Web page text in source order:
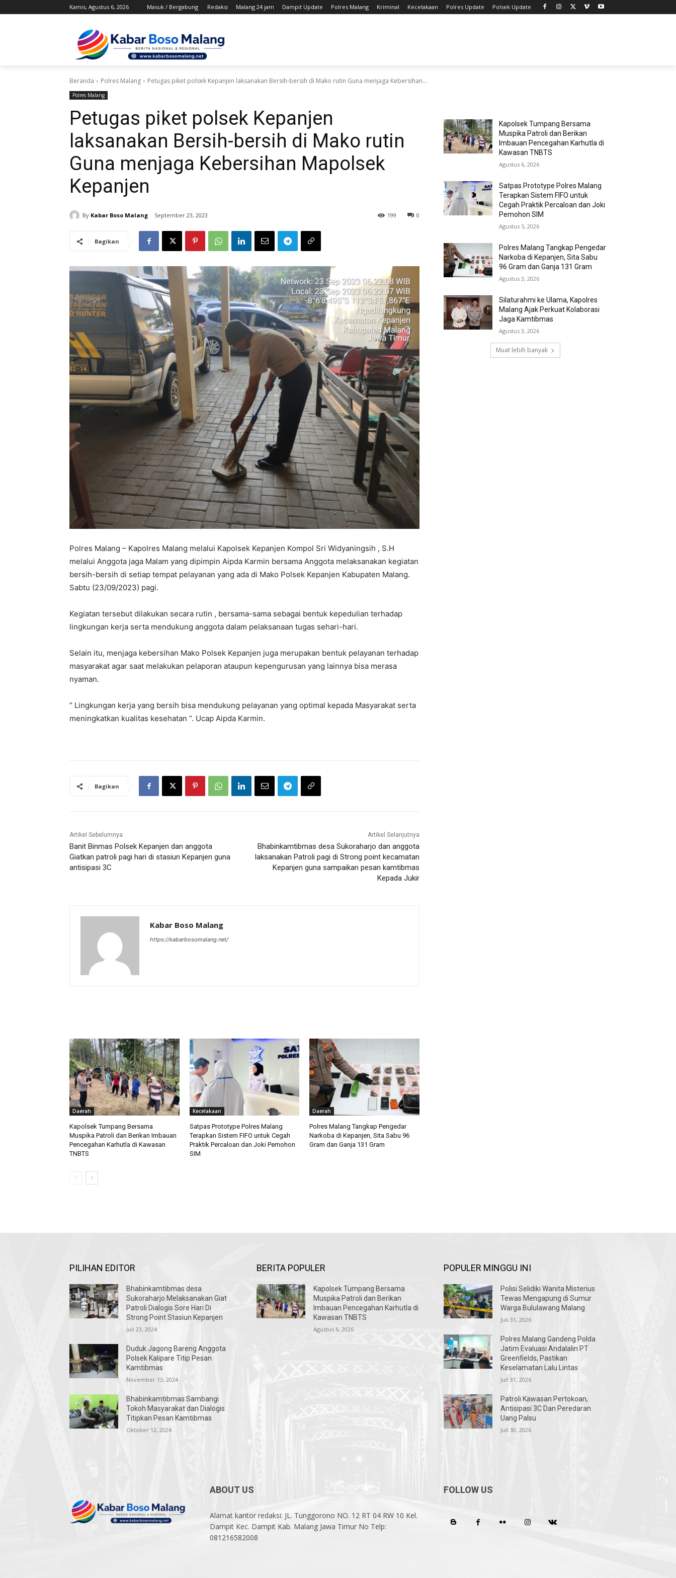
Kamis, Agustus 6, 2026 Masuk / Bergabung Redaksi Malang 24 jam Dampit Update Polres Malang Kriminal Kecelakaan Polres Update Polsek Update
Beranda Polres Malang Petugas piket polsek Kepanjen laksanakan Bersih-bersih di Mako rutin Guna menjaga Kebersihan...
Polres Malang
Petugas piket polsek Kepanjen
laksanakan Bersih-bersih di Mako rutin
Guna menjaga Kebersihan Mapolsek
Kepanjen
By Kabar Boso Malang September 23, 2023 0
199
Bagikan
Polres Malang – Kapolres Malang melalui Kapolsek Kepanjen Kompol Sri Widyaningsih , S.H
melalui Anggota jaga Malam yang dipimpin Aipda Karmin bersama Anggota melaksanakan kegiatan
bersih-bersih di setiap tempat pelayanan yang ada di Mako Polsek Kepanjen Kabupaten Malang.
Sabtu (23/09/2023) pagi.
Kegiatan tersebut dilakukan secara rutin , bersama-sama sebagai bentuk kepedulian terhadap
lingkungan kerja serta mendukung anggota dalam pelaksanaan tugas sehari-hari.
Selain itu, menjaga kebersihan Mako Polsek Kepanjen juga merupakan bentuk pelayanan terhadap
masyarakat agar saat melakukan pelaporan ataupun kepengurusan yang lainnya bisa merasa
nyaman.
” Lingkungan kerja yang bersih bisa mendukung pelayanan yang optimal kepada Masyarakat serta
meningkatkan kualitas kesehatan “. Ucap Aipda Karmin.
Bagikan
Artikel Sebelumnya
Banit Binmas Polsek Kepanjen dan anggota
Giatkan patroli pagi hari di stasiun Kepanjen guna
antisipasi 3C
Artikel Selanjutnya
Bhabinkamtibmas desa Sukoraharjo dan anggota
laksanakan Patroli pagi di Strong point kecamatan
Kepanjen guna sampaikan pesan kamtibmas
Kepada Jukir
Kabar Boso Malang
https://kabarbosomalang.net/
Daerah
Kapolsek Tumpang Bersama
Muspika Patroli dan Berikan Imbauan
Pencegahan Karhutla di Kawasan
TNBTS
Kecelakaan
Satpas Prototype Polres Malang
Terapkan Sistem FIFO untuk Cegah
Praktik Percaloan dan Joki Pemohon
SIM
Daerah
Polres Malang Tangkap Pengedar
Narkoba di Kepanjen, Sita Sabu 96
Gram dan Ganja 131 Gram
Kapolsek Tumpang Bersama
Muspika Patroli dan Berikan
Imbauan Pencegahan Karhutla di
Kawasan TNBTS
Agustus 6, 2026
Satpas Prototype Polres Malang
Terapkan Sistem FIFO untuk
Cegah Praktik Percaloan dan Joki
Pemohon SIM
Agustus 5, 2026
Polres Malang Tangkap Pengedar
Narkoba di Kepanjen, Sita Sabu
96 Gram dan Ganja 131 Gram
Agustus 3, 2026
Silaturahmi ke Ulama, Kapolres
Malang Ajak Perkuat Kolaborasi
Jaga Kamtibmas
Agustus 3, 2026
Muat lebih banyak
PILIHAN EDITOR
Bhabinkamtibmas desa
Sukoraharjo Melaksanakan Giat
Patroli Dialogis Sore Hari Di
Strong Point Stasiun Kepanjen
Juli 23, 2024
Duduk Jagong Bareng Anggota
Polsek Kalipare Titip Pesan
Kamtibmas
November 13, 2024
Bhabinkamtibmas Sambangi
Tokoh Masyarakat dan Dialogis
Titipkan Pesan Kamtibmas
Oktober 12, 2024
BERITA POPULER
Kapolsek Tumpang Bersama
Muspika Patroli dan Berikan
Imbauan Pencegahan Karhutla di
Kawasan TNBTS
Agustus 6, 2026
POPULER MINGGU INI
Polisi Selidiki Wanita Misterius
Tewas Mengapung di Sumur
Warga Bululawang Malang
Juli 31, 2026
Polres Malang Gandeng Polda
Jatim Evaluasi Andalalin PT
Greenfields, Pastikan
Keselamatan Lalu Lintas
Juli 31, 2026
Patroli Kawasan Pertokoan,
Antisipasi 3C Dan Peredaran
Uang Palsu
Juli 30, 2026
ABOUT US
Alamat kantor redaksi: JL. Tunggorono NO. 12 RT 04 RW 10 Kel.
Dampit Kec. Dampit Kab. Malang Jawa Timur No Telp:
081216582008
FOLLOW US